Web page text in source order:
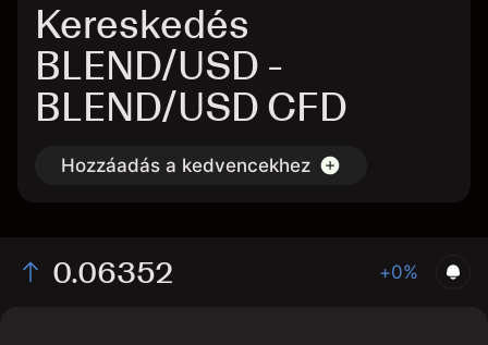
Kereskedés
BLEND/USD -
BLEND/USD CFD
Hozzáadás a kedvencekhez
0.06352 +0%